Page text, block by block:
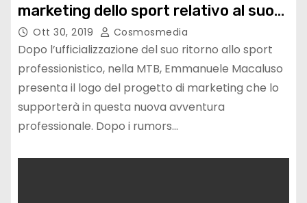
marketing dello sport relativo al suo
ritorno al professionismo
Ott 30, 2019 Cosmosmedia
Dopo l’ufficializzazione del suo ritorno allo sport
professionistico, nella MTB, Emmanuele Macaluso
presenta il logo del progetto di marketing che lo
supporterà in questa nuova avventura
professionale. Dopo i rumors…